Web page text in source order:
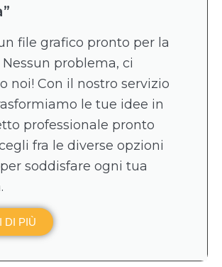
file grafico pronto per la
problema, ci
noi! Con il nostro servizio
le tue idee in
professionale pronto
fra le diverse opzioni
soddisfare ogni tua
DI PIÙ